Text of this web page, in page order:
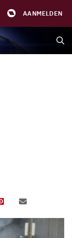
AANMELDEN